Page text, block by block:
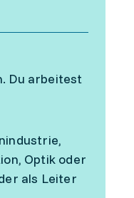
Du arbeitest
Optik oder
als Leiter